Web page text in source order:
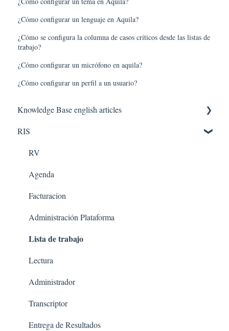
¿Cómo configurar un lenguaje en Aquila?
¿Cómo se configura la columna de casos críticos desde las listas de
trabajo?
¿Cómo configurar un micrófono en aquila?
¿Cómo configurar un perfil a un usuario?
Knowledge Base english articles
AQUILA IN THE CLOUD
PACS
RIS
RV
Agenda
Facturacion
Administración Plataforma
Lista de trabajo
Lectura
Administrador
Transcriptor
Entrega de Resultados